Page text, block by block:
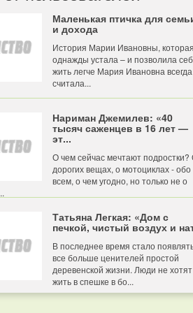
Маленькая птичка для
и дохода
История Марии Ивановны, которая
однажды устала – и позволила
жить легче Мария Ивановна всегда
считала...
Нариман Джемилев: «40
тысяч саженцев в 16 лет —
эт...
О чем сейчас мечтают подростки?
дорогих вещах, о мотоциклах - обо
всем, о чем угодно, но только не о
Татьяна Легкая: «Дом с
печкой, чистый воздух и
В последнее время стало
все больше ценителей простой
деревенской жизни. Люди не хотят
жить в спешке в бо...